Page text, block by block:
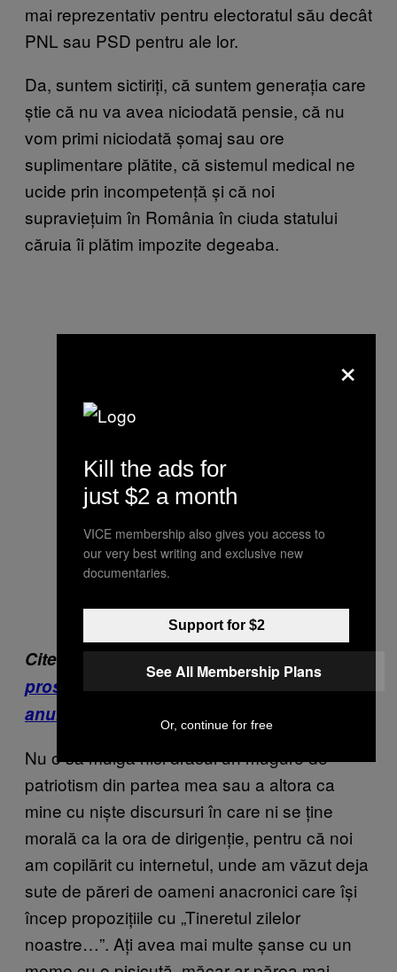
mai reprezentativ pentru electoratul său decât
PNL sau PSD pentru ale lor.
Da, suntem sictiriți, că suntem generația care
știe că nu va avea niciodată pensie, că nu
vom primi niciodată șomaj sau ore
suplimentare plătite, că sistemul medical ne
ucide prin incompetență și că noi
supraviețuim în România în ciuda statului
căruia îi plătim impozite degeaba.
Citește și:Câți bani o să pierzi, dacă votezi
prost la alegerile locale din România, de
anul ăsta
Nu o să mulgă nici dracul un mugure de
patriotism din partea mea sau a altora ca
mine cu niște discursuri în care ni se ține
morală ca la ora de dirigenție, pentru că noi
am copilărit cu internetul, unde am văzut deja
sute de păreri de oameni anacronici care își
încep propozițiile cu „Tineretul zilelor
noastre…”. Ați avea mai multe șanse cu un
×
Kill the ads for
just $2 a month
VICE membership also gives you access to
our very best writing and exclusive new
documentaries.
Support for $2
See All Membership Plans
Or, continue for free